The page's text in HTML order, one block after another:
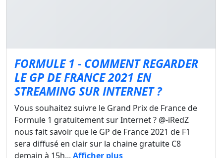
FORMULE 1 - COMMENT REGARDER
LE GP DE FRANCE 2021 EN
STREAMING SUR INTERNET ?
Vous souhaitez suivre le Grand Prix de France de
Formule 1 gratuitement sur Internet ? @-iRedZ
nous fait savoir que le GP de France 2021 de F1
sera diffusé en clair sur la chaine gratuite C8
demain à 15h... Afficher plus